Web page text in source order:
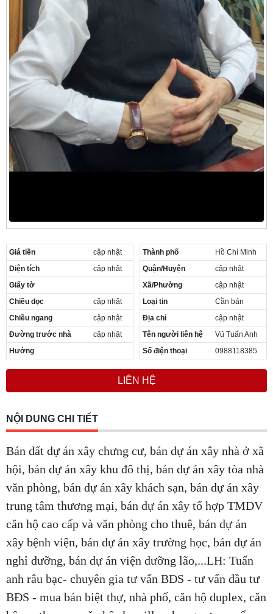
Giá tiền
cập nhật
Diện tích
cập nhật
Giấy tờ
Chiều dọc
cập nhật
Chiều ngang
cập nhật
Đường trước nhà
cập nhật
Hướng
Thành phố
Hồ Chí Minh
Quận/Huyện
cập nhật
Xã/Phường
cập nhật
Loại tin
Cần bán
Địa chỉ
cập nhật
Tên người liên hệ
Vũ Tuấn Anh
Số điện thoại
0988118385
LIÊN HỆ
NỘI DUNG CHI TIẾT
Bán đất dự án xây chưng cư, bán dự án xây nhà ở xã
hội, bán dự án xây khu đô thị, bán dự án xây tòa nhà
văn phòng, bán dự án xây khách sạn, bán dự án xây
trung tâm thương mại, bán dự án xây tổ hợp TMDV
căn hộ cao cấp và văn phòng cho thuê, bán dự án
xây bệnh viện, bán dự án xây trường học, bán dự án
nghỉ dưỡng, bán dự án viện dưỡng lão,...LH: Tuấn
anh râu bạc- chuyên gia tư vấn BĐS - tư vấn đầu tư
BĐS - mua bán biệt thự, nhà phố, căn hộ duplex, căn